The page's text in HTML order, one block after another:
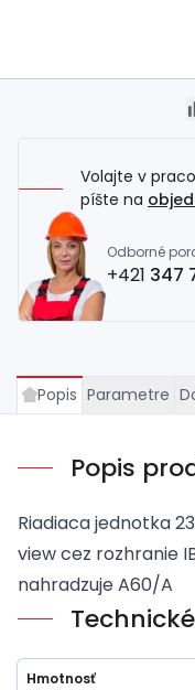
Volajte v
píšte na
Odborné
+421 347
Popis Parametre
Popis
Riadiaca jednotka
view cez rozhranie
nahradzuje A60/A
Hmotnosť